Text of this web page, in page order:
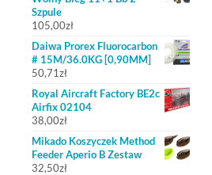
Szpule
105,00zł
Daiwa Prorex Fluorocarbon
# 15M/36.0KG [0,90MM]
50,71zł
Royal Aircraft Factory BE2c
Airfix 02104
38,00zł
Mikado Koszyczek Method
Feeder Aperio B Zestaw
32,50zł